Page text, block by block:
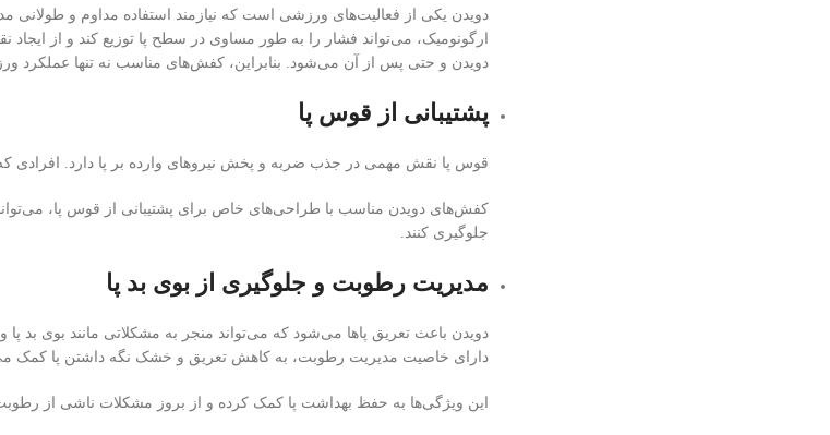
دویدن یکی از فعالیت‌های ورزشی است که نیازمند استفاده مداوم و
ارگونومیک، می‌تواند فشار را به طور مساوی در سطح پا توزیع کند و از
دویدن و حتی پس از آن می‌شود. بنابراین، کفش‌های مناسب نه تنها عملکرد
پشتیبانی از قوس پا
قوس پا نقش مهمی در جذب ضربه و پخش نیروهای وارده بر پا دارد. افرادی که
کفش‌های دویدن مناسب با طراحی‌های خاص برای پشتیبانی از قوس پا، می‌توانند
جلوگیری کنند.
مدیریت رطوبت و جلوگیری از بوی بد پا
دویدن باعث تعریق پاها می‌شود که می‌تواند منجر به مشکلاتی مانند بوی
دارای خاصیت مدیریت رطوبت، به کاهش تعریق و خشک نگه داشتن پا کمک
این ویژگی‌ها به حفظ بهداشت پا کمک کرده و از بروز مشکلات ناشی از